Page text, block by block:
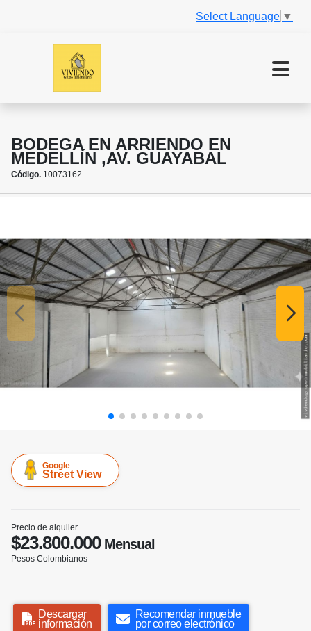
Select Language ▼
BODEGA EN ARRIENDO EN
MEDELLÍN ,AV. GUAYABAL
Código. 10073162
Google
Street View
Precio de alquiler
$23.800.000Mensual
Pesos Colombianos
Descargar
información
Recomendar inmueble
por correo electrónico